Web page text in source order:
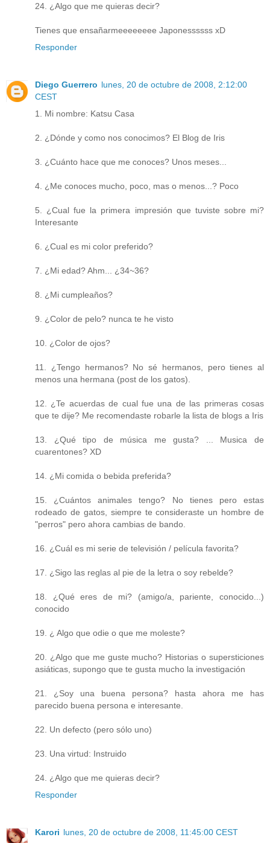
24. ¿Algo que me quieras decir?
Tienes que ensañarmeeeeeeee Japonessssss xD
Responder
Diego Guerrero lunes, 20 de octubre de 2008, 2:12:00
CEST
1. Mi nombre: Katsu Casa
2. ¿Dónde y como nos conocimos? El Blog de Iris
3. ¿Cuánto hace que me conoces? Unos meses...
4. ¿Me conoces mucho, poco, mas o menos...? Poco
5. ¿Cual fue la primera impresión que tuviste sobre mi?
Interesante
6. ¿Cual es mi color preferido?
7. ¿Mi edad? Ahm... ¿34~36?
8. ¿Mi cumpleaños?
9. ¿Color de pelo? nunca te he visto
10. ¿Color de ojos?
11. ¿Tengo hermanos? No sé hermanos, pero tienes al
menos una hermana (post de los gatos).
12. ¿Te acuerdas de cual fue una de las primeras cosas
que te dije? Me recomendaste robarle la lista de blogs a Iris
13. ¿Qué tipo de música me gusta? ... Musica de
cuarentones? XD
14. ¿Mi comida o bebida preferida?
15. ¿Cuántos animales tengo? No tienes pero estas
rodeado de gatos, siempre te consideraste un hombre de
"perros" pero ahora cambias de bando.
16. ¿Cuál es mi serie de televisión / película favorita?
17. ¿Sigo las reglas al pie de la letra o soy rebelde?
18. ¿Qué eres de mi? (amigo/a, pariente, conocido...)
conocido
19. ¿ Algo que odie o que me moleste?
20. ¿Algo que me guste mucho? Historias o supersticiones
asiáticas, supongo que te gusta mucho la investigación
21. ¿Soy una buena persona? hasta ahora me has
parecido buena persona e interesante.
22. Un defecto (pero sólo uno)
23. Una virtud: Instruido
24. ¿Algo que me quieras decir?
Responder
Karori lunes, 20 de octubre de 2008, 11:45:00 CEST